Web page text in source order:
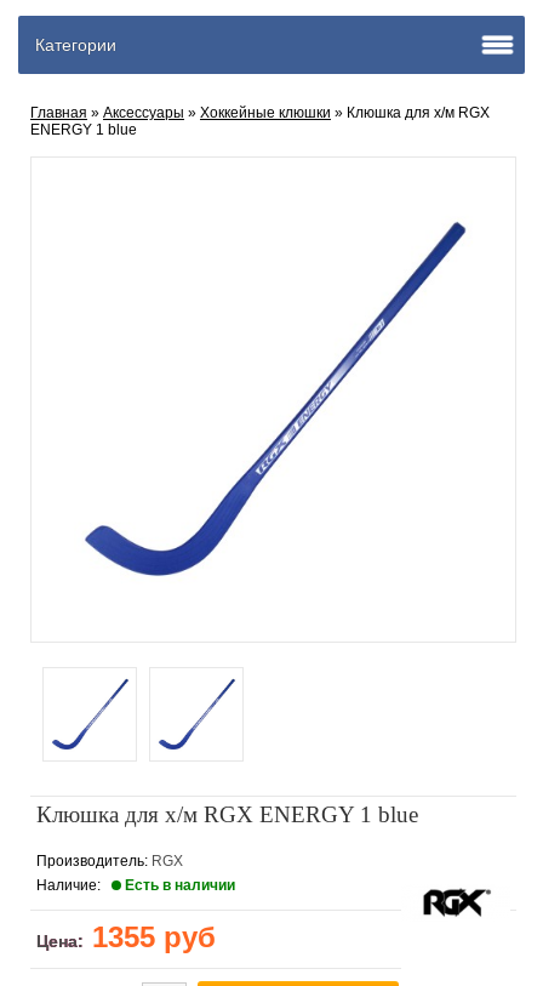
Категории
Главная » Аксеcсуары » Хоккейные клюшки » Клюшка для х/м RGX
ENERGY 1 blue
Клюшка для х/м RGX ENERGY 1 blue
Производитель: RGX
Наличие:
Есть в наличии
Цена: 1355 руб